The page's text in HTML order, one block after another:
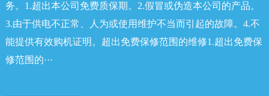
务。1.超出本公司免费质保期。2.假冒或伪造本公司的产品。
3.由于供电不正常、人为或使用维护不当而引起的故障。4.不
能提供有效购机证明。超出免费保修范围的维修1.超出免费保
修范围的···